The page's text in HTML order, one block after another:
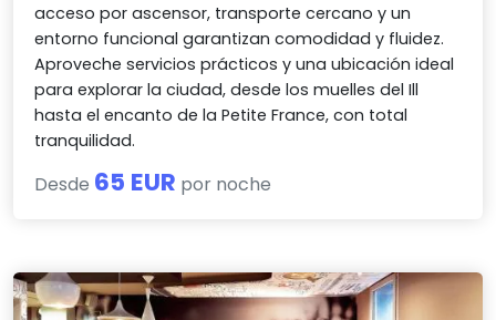
acceso por ascensor, transporte cercano y un
entorno funcional garantizan comodidad y fluidez.
Aproveche servicios prácticos y una ubicación ideal
para explorar la ciudad, desde los muelles del Ill
hasta el encanto de la Petite France, con total
tranquilidad.
Desde 65 EUR por noche